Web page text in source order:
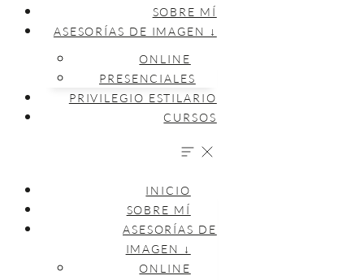
SOBRE MÍ
ASESORÍAS DE IMAGEN ↓
ONLINE
PRESENCIALES
PRIVILEGIO ESTILARIO
CURSOS
INICIO
SOBRE MÍ
ASESORÍAS DE
IMAGEN ↓
ONLINE